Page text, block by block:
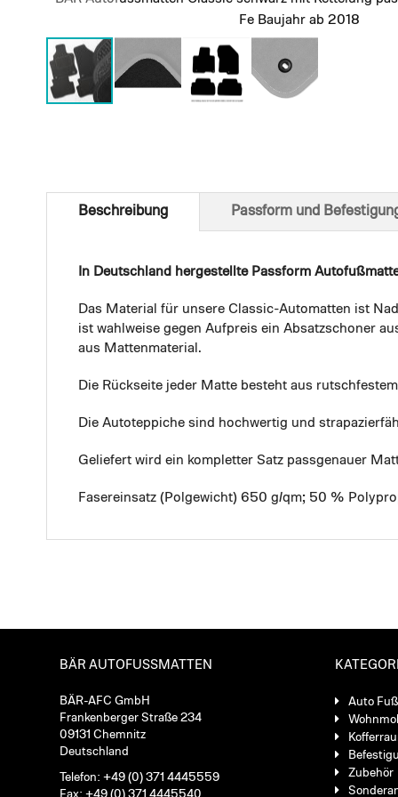
Fe Baujahr ab 2018
of
Beschreibung
In Deutschland hergestellte Passform
Das Material für unsere Classic-Automatten ist
ist wahlweise gegen Aufpreis ein Absatzschoner
aus Mattenmaterial.
Die Rückseite jeder Matte besteht aus
Die Autoteppiche sind hochwertig und
Geliefert wird ein kompletter Satz passgenauer
Fasereinsatz (Polgewicht) 650 g/qm; 50 %
Passform und
BÄR AUTOFUSSMATTEN
BÄR-AFC GmbH
Frankenberger Straße 234
09131 Chemnitz
Deutschland
Telefon: +49 (0) 371 4445559
Fax: +49 (0) 371 4445540
Auto
Zubehör